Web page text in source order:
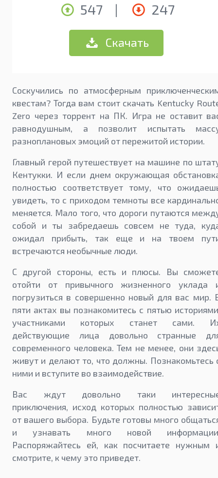
547 | 247
Скачать
Соскучились по атмосферным
квестам? Тогда вам стоит скачать Kentucky
Zero через торрент на ПК. Игра не оставит
равнодушным, а позволит испытать
разноплановых эмоций от пережитой истории.
Главный герой путешествует на машине по
Кентукки. И если днем окружающая
полностью соответствует тому, что
увидеть, то с приходом темноты все
меняется. Мало того, что дороги путаются
собой и ты забредаешь совсем не туда,
ожидал прибыть, так еще и на твоем
встречаются необычные люди.
С другой стороны, есть и плюсы. Вы
отойти от привычного жизненного уклада
погрузиться в совершенно новый для вас мир.
пяти актах вы познакомитесь с пятью
участниками которых станет сами.
действующие лица довольно странные
современного человека. Тем не менее, они
живут и делают то, что должны. Познакомьтесь
ними и вступите во взаимодействие.
Вас ждут довольно таки
приключения, исход которых полностью
от вашего выбора. Будьте готовы много
и узнавать много новой
Распоряжайтесь ей, как посчитаете нужным
смотрите, к чему это приведет.